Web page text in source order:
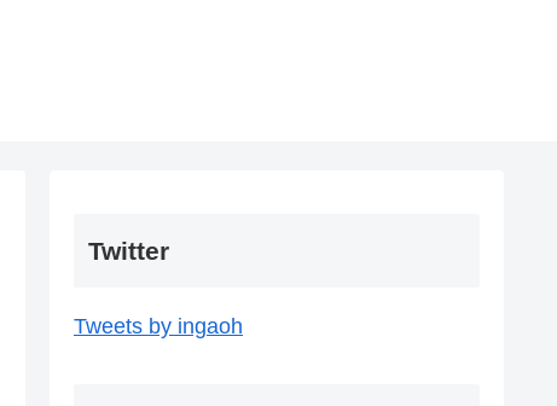
Twitter
Tweets by ingaoh